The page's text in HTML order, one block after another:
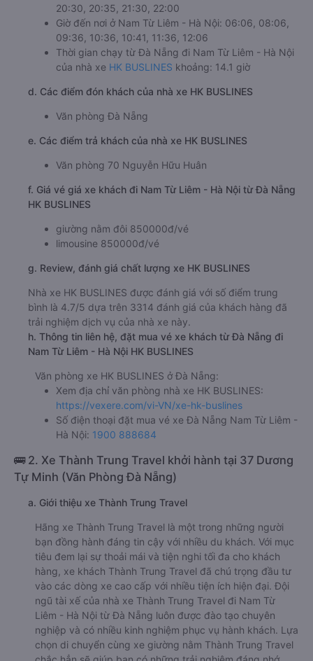
20:30, 20:35, 21:30, 22:00
Giờ đến nơi ở Nam Từ Liêm - Hà Nội: 06:06, 08:06,
09:36, 10:36, 10:41, 11:36, 12:06
Thời gian chạy từ Đà Nẵng đi Nam Từ Liêm - Hà Nội
của nhà xe HK BUSLINES khoảng: 14.1 giờ
d. Các điểm đón khách của nhà xe HK BUSLINES
Văn phòng Đà Nẵng
e. Các điểm trả khách của nhà xe HK BUSLINES
Văn phòng 70 Nguyễn Hữu Huân
f. Giá vé giá xe khách đi Nam Từ Liêm - Hà Nội từ Đà Nẵng
HK BUSLINES
giường nằm đôi 850000đ/vé
limousine 850000đ/vé
g. Review, đánh giá chất lượng xe HK BUSLINES
Nhà xe HK BUSLINES được đánh giá với số điểm trung
bình là 4.7/5 dựa trên 3314 đánh giá của khách hàng đã
trải nghiệm dịch vụ của nhà xe này.
h. Thông tin liên hệ, đặt mua vé xe khách từ Đà Nẵng đi
Nam Từ Liêm - Hà Nội HK BUSLINES
Văn phòng xe HK BUSLINES ở Đà Nẵng:
Xem địa chỉ văn phòng nhà xe HK BUSLINES:
https://vexere.com/vi-VN/xe-hk-buslines
Số điện thoại đặt mua vé xe Đà Nẵng Nam Từ Liêm -
Hà Nội: 1900 888684
🚌 2. Xe Thành Trung Travel khởi hành tại 37 Dương
Tự Minh (Văn Phòng Đà Nẵng)
a. Giới thiệu xe Thành Trung Travel
Hãng xe Thành Trung Travel là một trong những người
bạn đồng hành đáng tin cậy với nhiều du khách. Với mục
tiêu đem lại sự thoải mái và tiện nghi tối đa cho khách
hàng, xe khách Thành Trung Travel đã chú trọng đầu tư
vào các dòng xe cao cấp với nhiều tiện ích hiện đại. Đội
ngũ tài xế của nhà xe Thành Trung Travel đi Nam Từ
Liêm - Hà Nội từ Đà Nẵng luôn được đào tạo chuyên
nghiệp và có nhiều kinh nghiệm phục vụ hành khách. Lựa
chọn di chuyển cùng xe giường nằm Thành Trung Travel